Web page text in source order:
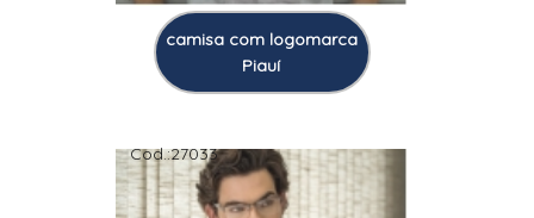
camisa com logomarca
Piauí
Cod.:27033